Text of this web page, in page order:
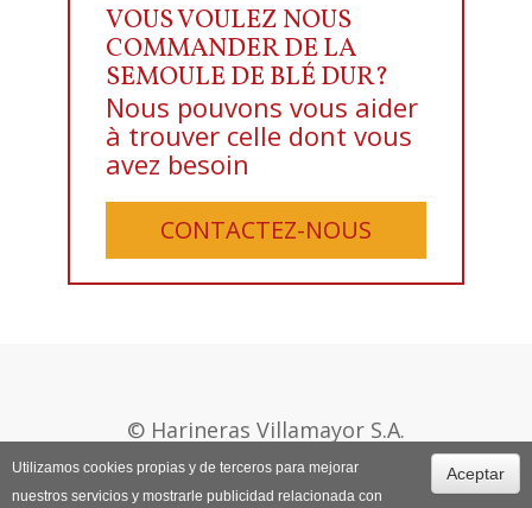
VOUS VOULEZ NOUS
COMMANDER DE LA
SEMOULE DE BLÉ DUR?
Nous pouvons vous aider
à trouver celle dont vous
avez besoin
CONTACTEZ-NOUS
© Harineras Villamayor S.A.
+34 974 270 175
Aceptar
Utilizamos cookies propias y de terceros para mejorar
nuestros servicios y mostrarle publicidad relacionada con